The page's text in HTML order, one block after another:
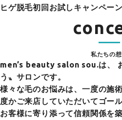
ヒゲ脱毛初回お試しキャンペーン
私たちの
men’s beauty salon sou.は、
う〟サロンです。
様々な毛のお悩みは、一度の施
度かご来店していただいてゴー
お客様に寄り添って信頼関係を